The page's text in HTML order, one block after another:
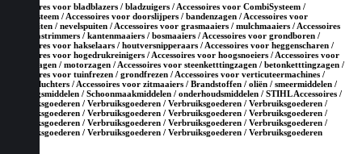
Accessoires voor bladblazers / bladzuigers / Accessoires voor CombiSysteem /
MultiSysteem / Accessoires voor doorslijpers / bandenzagen / Accessoires voor
drukspuiten / nevelspuiten / Accessoires voor grasmaaiers / mulchmaaiers / Accessoires
voor grastrimmers / kantenmaaiers / bosmaaiers / Accessoires voor grondboren /
Accessoires voor hakselaars / houtversnipperaars / Accessoires voor heggenscharen /
Accessoires voor hogedrukreinigers / Accessoires voor hoogsnoeiers / Accessoires voor
kettingzagen / motorzagen / Accessoires voor steenketttingzagen / betonketttingzagen /
Accessoires voor tuinfrezen / grondfrezen / Accessoires voor verticuteermachines /
gazonbeluchters / Accessoires voor zitmaaiers / Brandstoffen / oliën / smeermiddelen /
reinigingsmiddelen / Schoonmaakmiddelen / onderhoudsmiddelen / STIHL Accessoires /
Verbruiksgoederen / Verbruiksgoederen / Verbruiksgoederen / Verbruiksgoederen /
Verbruiksgoederen / Verbruiksgoederen / Verbruiksgoederen / Verbruiksgoederen /
Verbruiksgoederen / Verbruiksgoederen / Verbruiksgoederen / Verbruiksgoederen /
Verbruiksgoederen / Verbruiksgoederen / Verbruiksgoederen / Verbruiksgoederen